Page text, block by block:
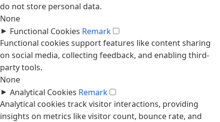
do not store personal data.
None
► Functional Cookies Remark
Functional cookies support features like content sharing
on social media, collecting feedback, and enabling third-
party tools.
None
► Analytical Cookies Remark
Analytical cookies track visitor interactions, providing
insights on metrics like visitor count, bounce rate, and